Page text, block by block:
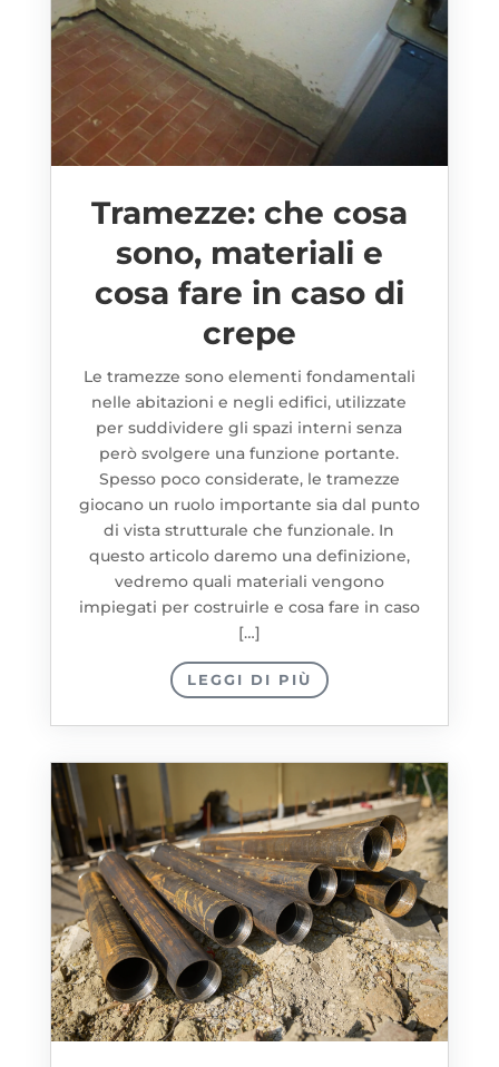
Tramezze: che cosa
sono, materiali e
cosa fare in caso di
crepe
Le tramezze sono elementi fondamentali
nelle abitazioni e negli edifici, utilizzate
per suddividere gli spazi interni senza
però svolgere una funzione portante.
Spesso poco considerate, le tramezze
giocano un ruolo importante sia dal punto
di vista strutturale che funzionale. In
questo articolo daremo una definizione,
vedremo quali materiali vengono
impiegati per costruirle e cosa fare in caso
[…]
LEGGI DI PIÙ